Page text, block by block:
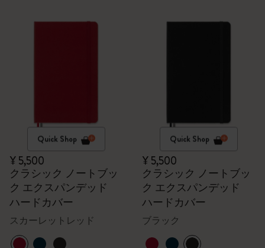
Quick Shop
¥ 5,500
クラシック ノートブッ
ク エクスパンデッド
ハードカバー
スカーレットレッド
Quick Shop
¥ 5,500
クラシック ノートブッ
ク エクスパンデッド
ハードカバー
ブラック